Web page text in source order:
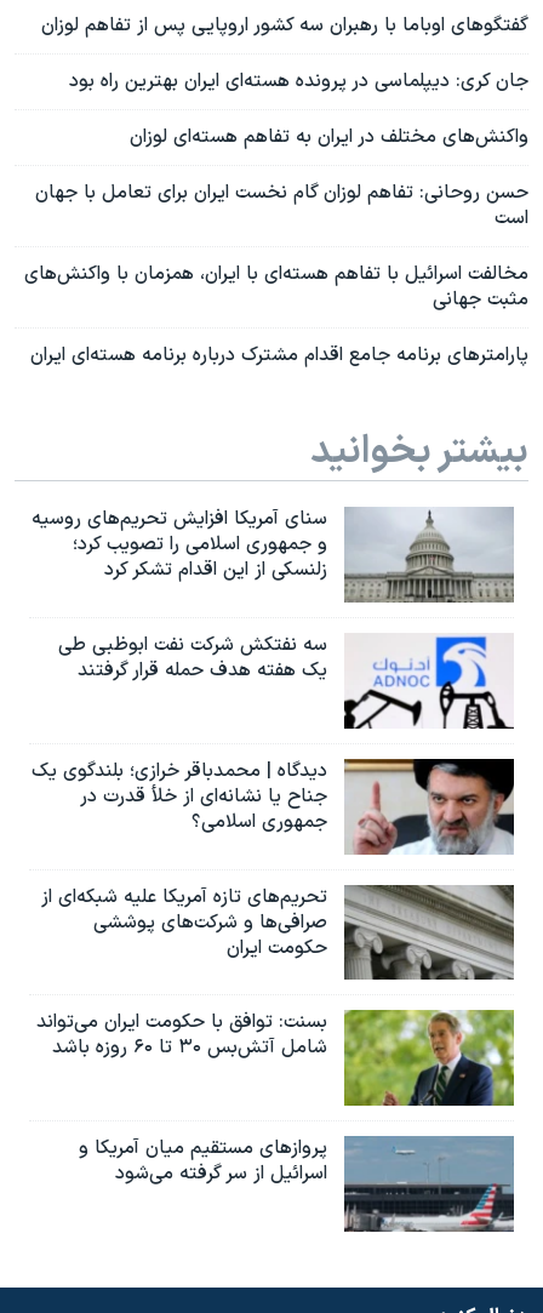
گفتگوهای اوباما با رهبران سه کشور اروپایی پس از تفاهم لوزان
جان کری: دیپلماسی در پرونده هسته‌ای ایران بهترین راه بود
واکنش‌های مختلف در ایران به تفاهم هسته‌ای لوزان
حسن روحانی: تفاهم لوزان گام نخست ایران برای تعامل با جهان
است
مخالفت اسرائیل با تفاهم هسته‌ای با ایران، همزمان با واکنش‌های
مثبت جهانی
پارامترهای برنامه جامع اقدام مشترک درباره برنامه هسته‌ای ایران
بیشتر بخوانید
سنای آمریکا افزایش تحریم‌های روسیه
و جمهوری اسلامی را تصویب کرد؛
زلنسکی از این اقدام تشکر کرد
سه نفتکش شرکت نفت ابوظبی طی
یک هفته هدف حمله قرار گرفتند
دیدگاه | محمدباقر خرازی؛ بلندگوی یک
جناح یا نشانه‌ای از خلأ قدرت در
جمهوری اسلامی؟
تحریم‌های تازه آمریکا علیه شبکه‌ای از
صرافی‌ها و شرکت‌های پوششی
حکومت ایران
بسنت: توافق با حکومت ایران می‌تواند
شامل آتش‌بس ۳۰ تا ۶۰ روزه باشد
پروازهای مستقیم میان آمریکا و
اسرائیل از سر گرفته می‌شود